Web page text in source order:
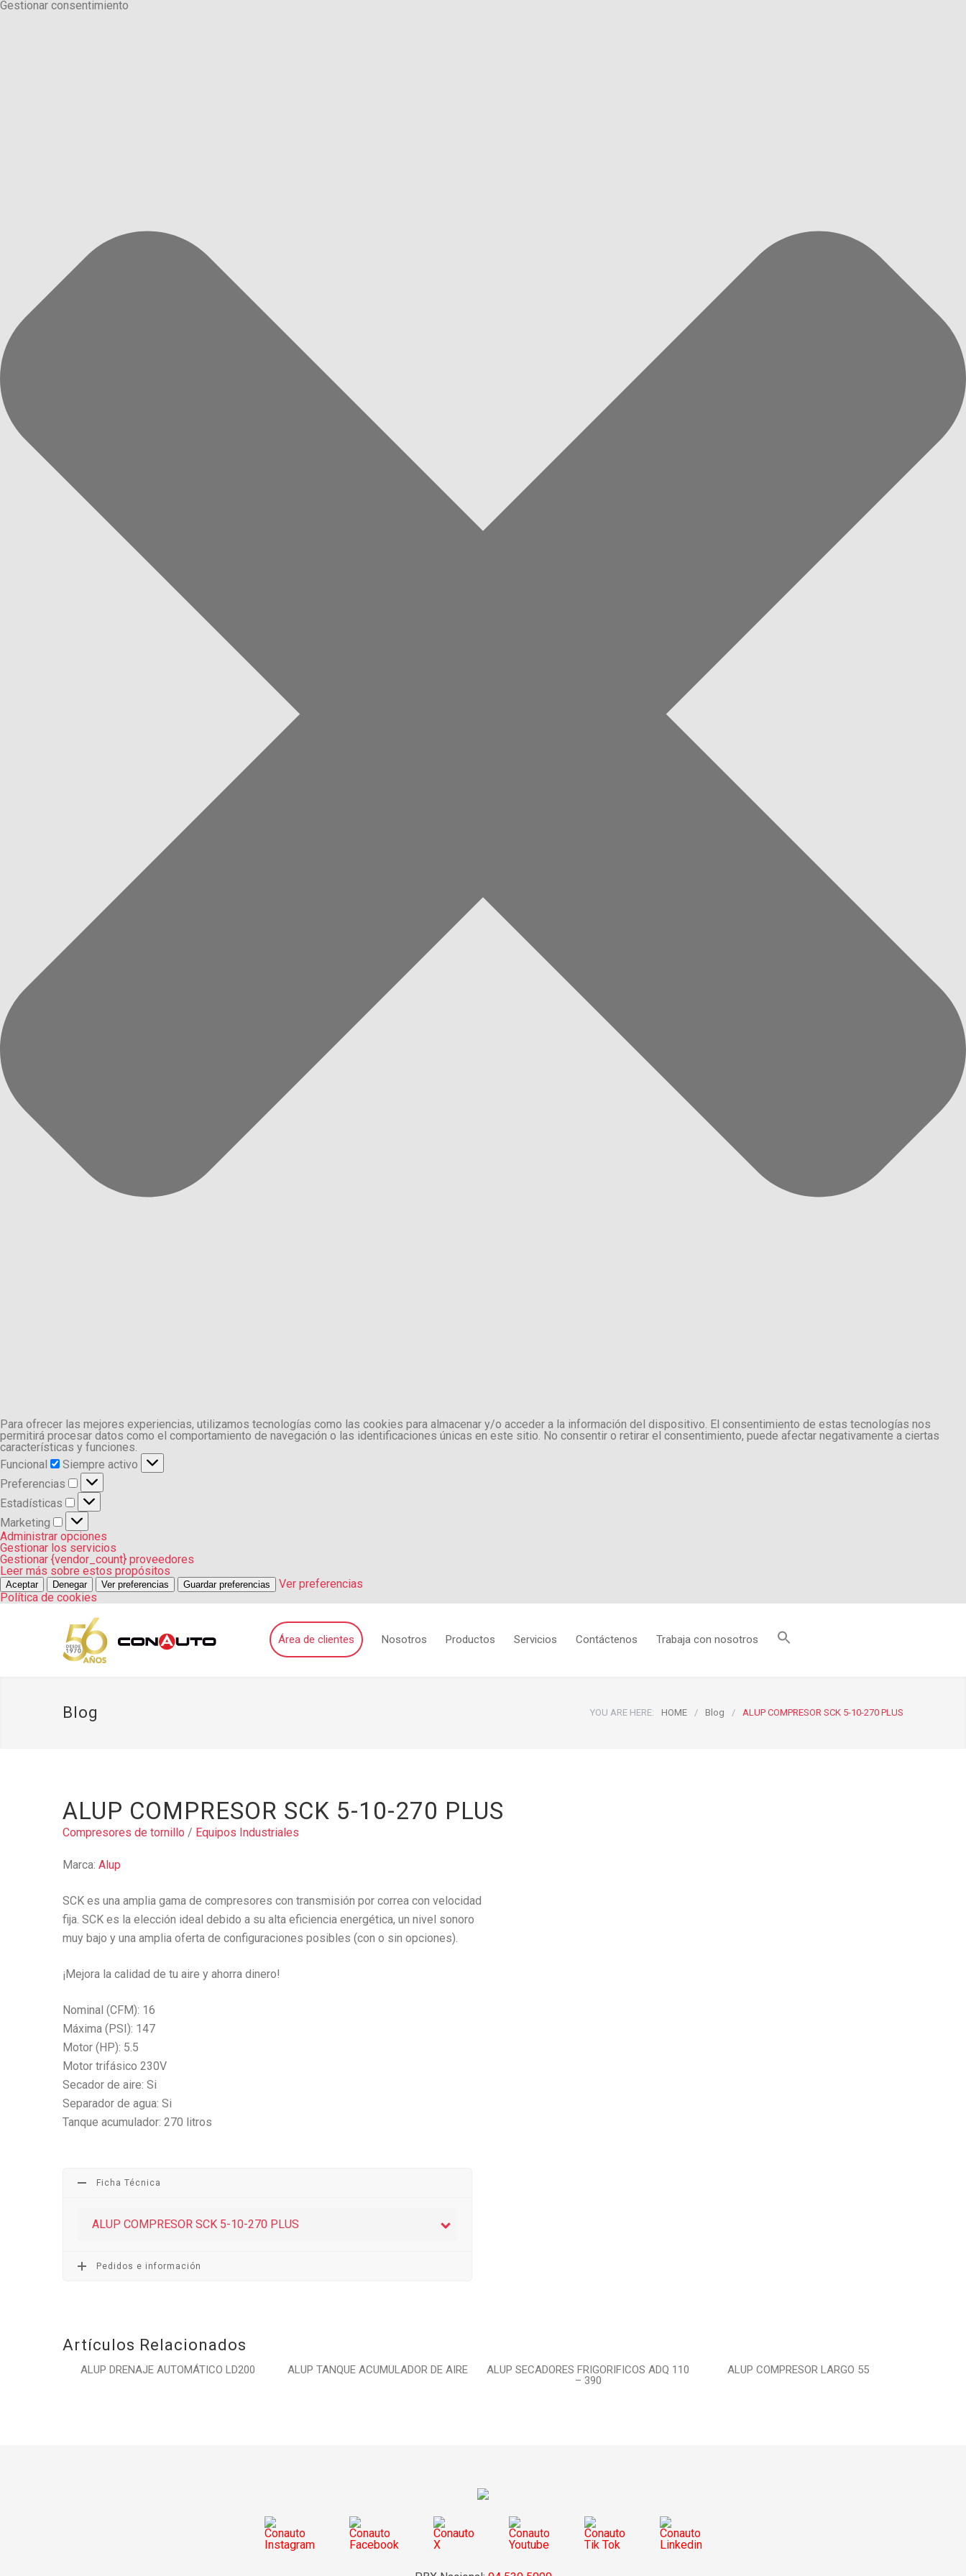
Gestionar consentimiento
Para ofrecer las mejores experiencias, utilizamos tecnologías como las cookies para almacenar y/o acceder a la información del dispositivo. El consentimiento de estas tecnologías nos
permitirá procesar datos como el comportamiento de navegación o las identificaciones únicas en este sitio. No consentir o retirar el consentimiento, puede afectar negativamente a ciertas
características y funciones.
Funcional
Funcional
Siempre activo
Preferencias
Preferencias
Estadísticas
Estadísticas
Marketing
Marketing
Administrar opciones
Gestionar los servicios
Gestionar {vendor_count} proveedores
Leer más sobre estos propósitos
Aceptar Denegar Ver preferencias Guardar preferencias
Ver preferencias
Política de cookies
Área de clientes Nosotros Productos Servicios Contáctenos Trabaja con nosotros
Blog YOU ARE HERE: HOME / Blog / ALUP COMPRESOR SCK 5-10-270 PLUS
ALUP COMPRESOR SCK 5-10-270 PLUS
Compresores de tornillo / Equipos Industriales
Marca: Alup
SCK es una amplia gama de compresores con transmisión por correa con velocidad
fija. SCK es la elección ideal debido a su alta eficiencia energética, un nivel sonoro
muy bajo y una amplia oferta de configuraciones posibles (con o sin opciones).
¡Mejora la calidad de tu aire y ahorra dinero!
Nominal (CFM): 16
Máxima (PSI): 147
Motor (HP): 5.5
Motor trifásico 230V
Secador de aire: Si
Separador de agua: Si
Tanque acumulador: 270 litros
Ficha Técnica
ALUP COMPRESOR SCK 5-10-270 PLUS
Pedidos e información
Artículos Relacionados
ALUP DRENAJE AUTOMÁTICO LD200 ALUP TANQUE ACUMULADOR DE AIRE
ALUP SECADORES FRIGORIFICOS ADQ 110
– 390
ALUP COMPRESOR LARGO 55